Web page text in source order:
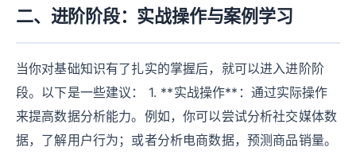
二、进阶阶段：实战操作与案例学习
当你对基础知识有了扎实的掌握后，就可以进入进阶阶
段。以下是一些建议： 1. **实战操作**：通过实际操作
来提高数据分析能力。例如，你可以尝试分析社交媒体数
据，了解用户行为；或者分析电商数据，预测商品销量。